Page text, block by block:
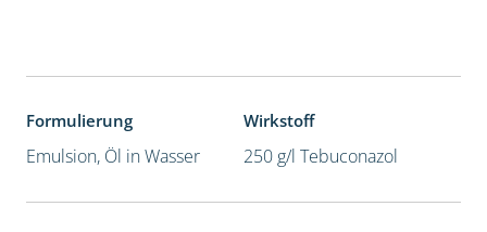
Formulierung
Emulsion, Öl in Wasser
Wirkstoff
250 g/l Tebuconazol